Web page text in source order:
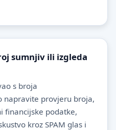
sumnjiv ili izgleda
s broja
napravite provjeru broja,
financijske podatke,
kroz SPAM glas i